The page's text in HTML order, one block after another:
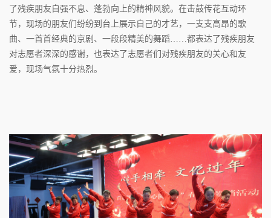
了残疾朋友自强不息、蓬勃向上的精神风貌。在击鼓传花互动环
节，现场的朋友们纷纷到台上展示自己的才艺，一支支高昂的歌
曲、一首首经典的京剧、一段段精美的舞蹈……都表达了残疾朋友
对志愿者深深的感谢，也表达了志愿者们对残疾朋友的关心和友
爱，现场气氛十分热烈。